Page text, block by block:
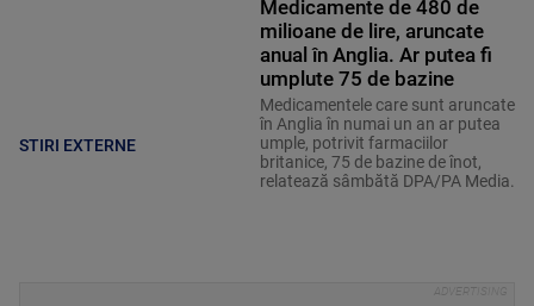
STIRI EXTERNE
Medicamente de 480 de
milioane de lire, aruncate
anual în Anglia. Ar putea fi
umplute 75 de bazine
Medicamentele care sunt aruncate
în Anglia în numai un an ar putea
umple, potrivit farmaciilor
britanice, 75 de bazine de înot,
relatează sâmbătă DPA/PA Media.